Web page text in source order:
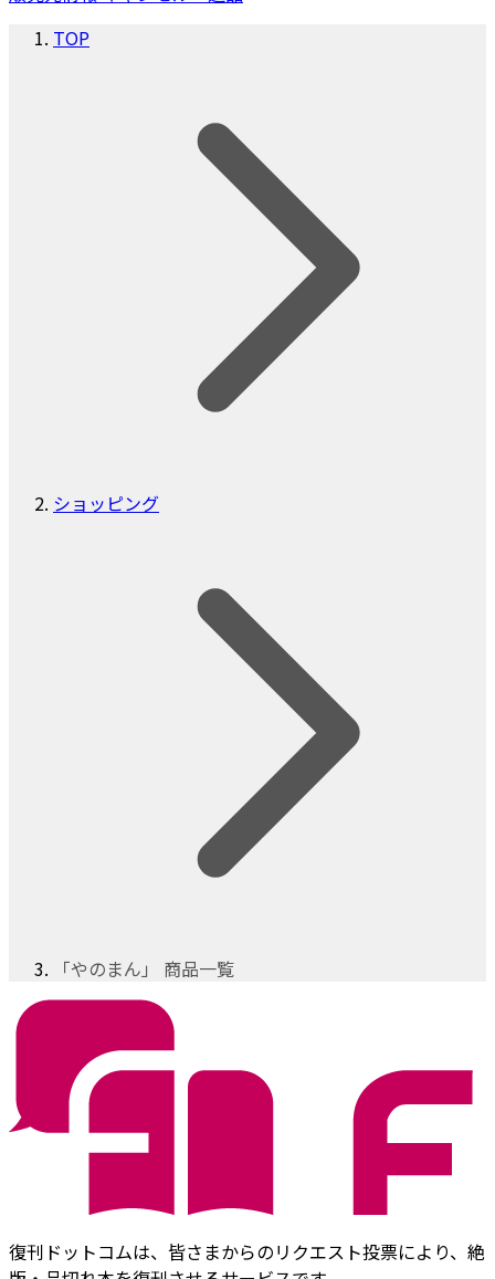
TOP
ショッピング
「やのまん」 商品一覧
復刊ドットコムは、皆さまからのリクエスト投票により、絶